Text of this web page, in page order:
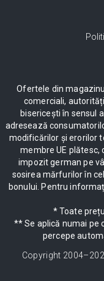
Ofertele din
comerciali,
bisericești în sensul
adresează
modificărilor și erorilor
membre UE plătesc,
impozit german pe
sosirea mărfurilor în
bonului. Pentru
* Toate
** Se aplică numai pe
percepe
Copyright 2004–